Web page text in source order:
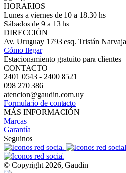
HORARIOS
Lunes a viernes de 10 a 18.30 hs
Sábados de 9 a 13 hs
DIRECCIÓN
Av. Uruguay 1793 esq. Tristán Narvaja
Cómo llegar
Estacionamiento gratuito para clientes
CONTACTO
2401 0543 - 2400 8521
098 270 386
atencion@gaudin.com.uy
Formulario de contacto
MÁS INFORMACIÓN
Marcas
Garantía
Seguinos
© Copyright 2026, Gaudin